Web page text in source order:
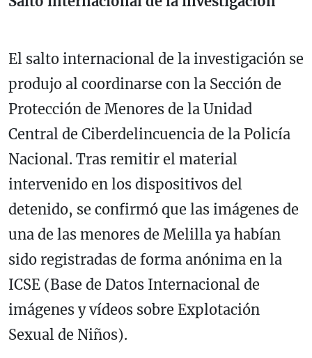
El salto internacional de la investigación se
produjo al coordinarse con la Sección de
Protección de Menores de la Unidad
Central de Ciberdelincuencia de la Policía
Nacional. Tras remitir el material
intervenido en los dispositivos del
detenido, se confirmó que las imágenes de
una de las menores de Melilla ya habían
sido registradas de forma anónima en la
ICSE (Base de Datos Internacional de
imágenes y vídeos sobre Explotación
Sexual de Niños).